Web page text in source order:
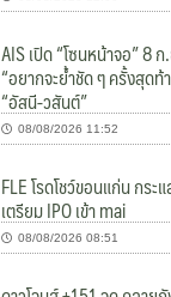
AIS เปิด “โซนหน้าจอ” 8
“อยากจะย้ำชัด ๆ ครั้งสุดท้
“อัสนี-วสันต์”
08/08/2026 11:52
FLE โรดโชว์ขอนแก่น กร
เตรียม IPO เข้า mai
08/08/2026 08:51